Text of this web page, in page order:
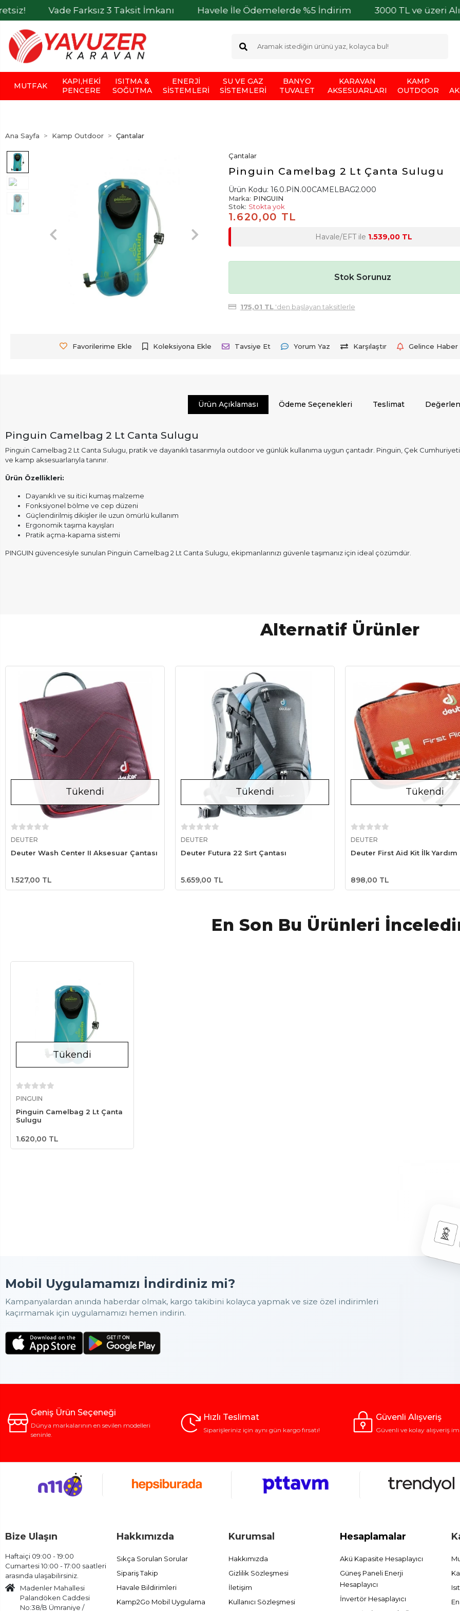
Vade Farksız 3 Taksit İmkanı Havele İle Ödemelerde %5 İndirim 3000 TL ve üzeri
MUTFAK
KAPI,HEKI
PENCERE
ISITMA &
SOĞUTMA
ENERJI
SISTEMLERI
SU VE GAZ
SISTEMLERI
BANYO
TUVALET
KARAVAN
AKSESUARLARI
KAMP
OUTDOOR
Ana Sayfa Kamp Outdoor Çantalar
Çantalar
Pinguin Camelbag 2 Lt Çanta Sulugu
Ürün Kodu: 16.0.PİN.00CAMELBAG2.000
Marka: PINGUIN
Stok: Stokta yok
1.620,00 TL
Havale/EFT ile 1.539,00 TL
Stok Sorunuz
175,01 TL'den başlayan taksitlerle
Favorilerime Ekle Koleksiyona Ekle Tavsiye Et Yorum Yaz Karşılaştır Gelince Haber
Ürün Açıklaması Ödeme Seçenekleri Teslimat
Pinguin Camelbag 2 Lt Canta Sulugu
Pinguin Camelbag 2 Lt Canta Sulugu, pratik ve dayanıklı tasarımıyla outdoor ve günlük kullanıma uygun çantadır. Pinguin, Çek
ve kamp aksesuarlarıyla tanınır.
Ürün Özellikleri:
Dayanıklı ve su itici kumaş malzeme
Fonksiyonel bölme ve cep düzeni
Güçlendirilmiş dikişler ile uzun ömürlü kullanım
Ergonomik taşıma kayışları
Pratik açma-kapama sistemi
PINGUIN güvencesiyle sunulan Pinguin Camelbag 2 Lt Canta Sulugu, ekipmanlarınızı güvenle taşımanız için ideal çözümdür.
Alternatif Ürünler
Tükendi
DEUTER
Deuter Wash Center II Aksesuar Çantası
1.527,00 TL
Tükendi
DEUTER
Deuter Futura 22 Sırt Çantası
5.659,00 TL
Tükendi
DEUTER
Deuter First Aid Kit İlk Yardım
898,00 TL
En Son Bu Ürünleri
Tükendi
PINGUIN
Pinguin Camelbag 2 Lt Çanta
Sulugu
1.620,00 TL
Mobil Uygulamamızı İndirdiniz mi?
Kampanyalardan anında haberdar olmak, kargo takibini kolayca yapmak ve size özel indirimleri
kaçırmamak için uygulamamızı hemen indirin.
Geniş Ürün Seçeneği
Dünya markalarının en sevilen modelleri
seninle.
Hızlı Teslimat
Siparişleriniz için aynı gün kargo fırsatı!
Güvenli Alışveriş
Güvenli ve kolay alışveriş
Bize Ulaşın
Haftaiçi 09:00 - 19:00
Cumartesi 10:00 - 17:00 saatleri
arasında ulaşabilirsiniz.
Madenler Mahallesi
Palandöken Caddesi
No:38/B Ümraniye /
Hakkımızda
Sıkça Sorulan Sorular
Sipariş Takip
Havale Bildirimleri
Kamp2Go Mobil Uygulama
Kurumsal
Hakkımızda
Gizlilik Sözleşmesi
İletişim
Kullanıcı Sözleşmesi
Hesaplamalar
Akü Kapasite Hesaplayıcı
Güneş Paneli Enerji
Hesaplayıcı
İnvertör Hesaplayıcı